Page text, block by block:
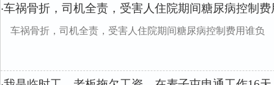
·车祸骨折，司机全责，受害人住院期间糖尿病控制费
车祸骨折，司机全责，受害人住院期间糖尿病控制费用谁负